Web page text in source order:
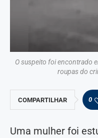
O suspeito foi encontrado
roupas do
COMPARTILHAR 0
Uma mulher foi